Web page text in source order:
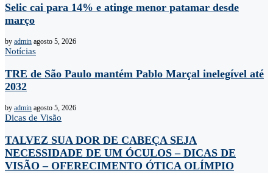
Selic cai para 14% e atinge menor patamar desde
março
by admin agosto 5, 2026
Notícias
TRE de São Paulo mantém Pablo Marçal inelegível até
2032
by admin agosto 5, 2026
Dicas de Visão
TALVEZ SUA DOR DE CABEÇA SEJA
NECESSIDADE DE UM ÓCULOS – DICAS DE
VISÃO – OFERECIMENTO ÓTICA OLÍMPIO